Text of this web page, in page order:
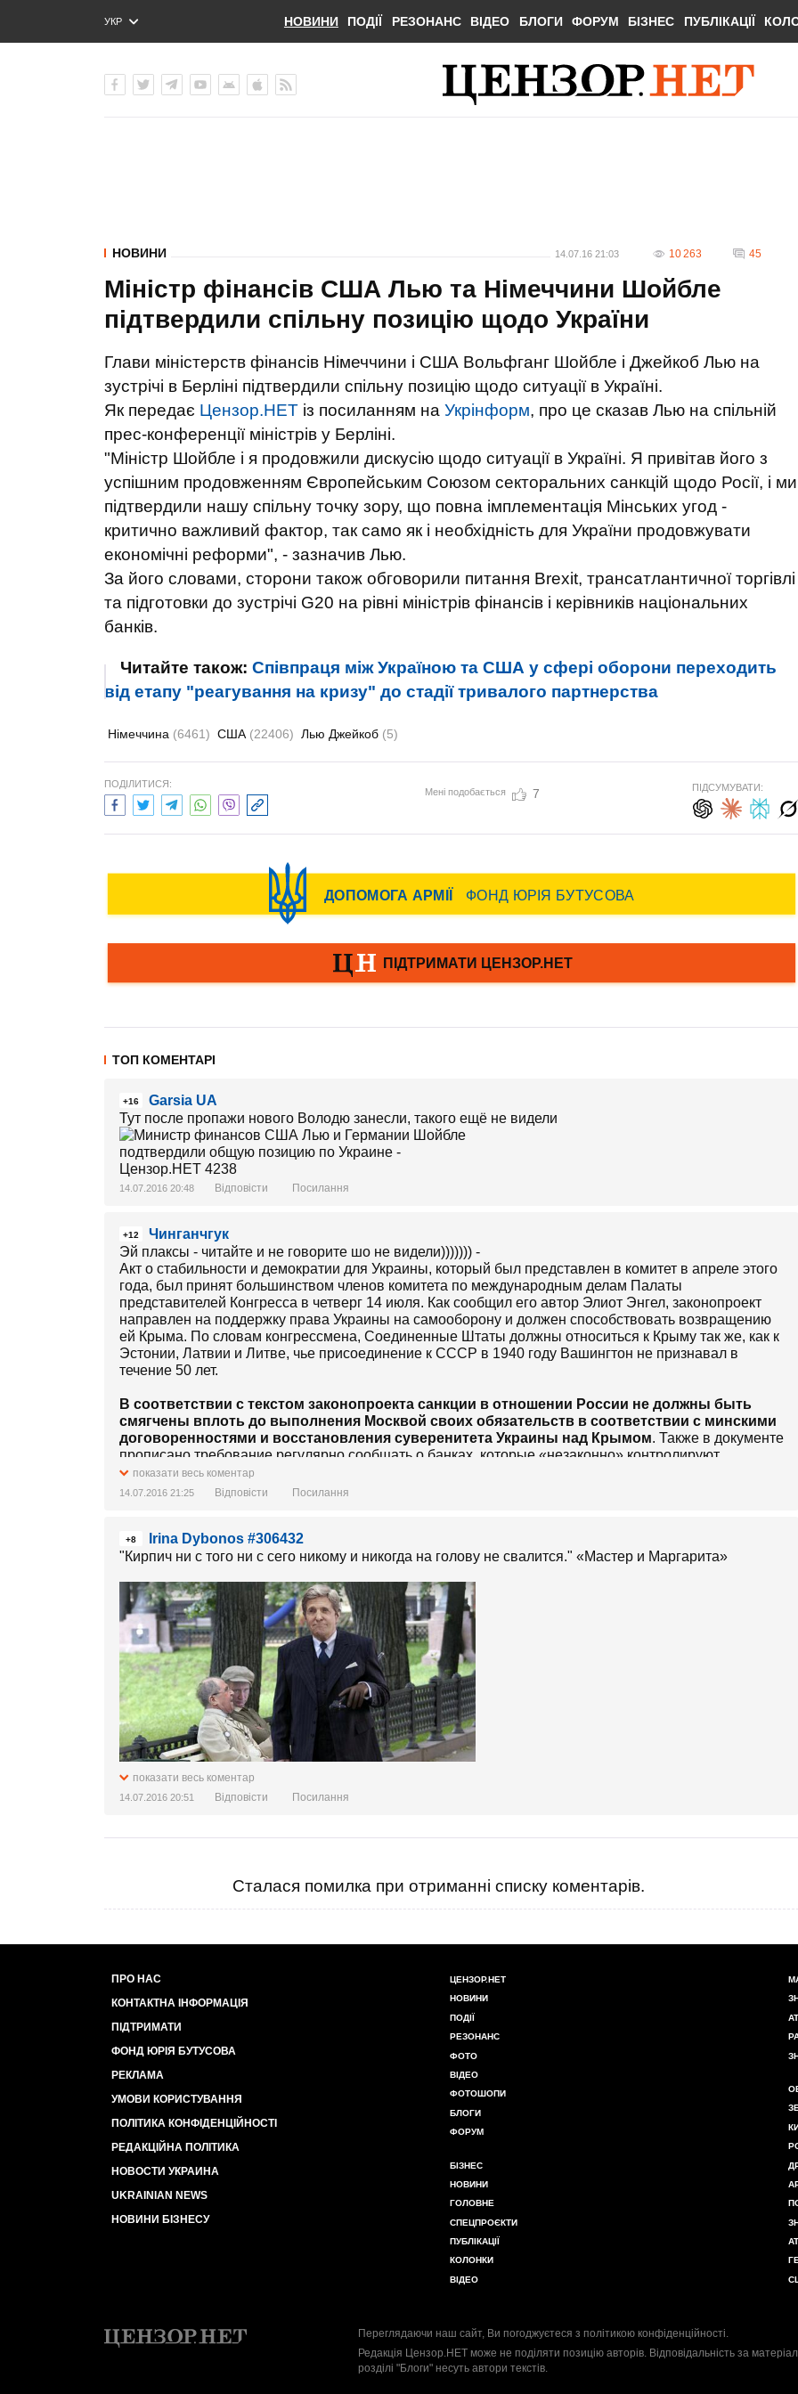
УКР
ENG
НОВИНИ ПОДІЇ РЕЗОНАНС ВІДЕО БЛОГИ ФОРУМ БІЗНЕС ПУБЛІКАЦІЇ
НОВИНИ 14.07.16 21:03 10 263 45
Міністр фінансів США Лью та Німеччини Шойбле
підтвердили спільну позицію щодо України
Глави міністерств фінансів Німеччини і США Вольфганг Шойбле і Джейкоб Лью на
зустрічі в Берліні підтвердили спільну позицію щодо ситуації в Україні.
Як передає Цензор.НЕТ із посиланням на Укрінформ, про це сказав Лью на спільній
прес-конференції міністрів у Берліні.
"Міністр Шойбле і я продовжили дискусію щодо ситуації в Україні. Я привітав його з
успішним продовженням Європейським Союзом секторальних санкцій щодо Росії, і ми
підтвердили нашу спільну точку зору, що повна імплементація Мінських угод -
критично важливий фактор, так само як і необхідність для України продовжувати
економічні реформи", - зазначив Лью.
За його словами, сторони також обговорили питання Brexit, трансатлантичної торгівлі
та підготовки до зустрічі G20 на рівні міністрів фінансів і керівників національних
банків.
Читайте також: Співпраця між Україною та США у сфері оборони переходить
від етапу "реагування на кризу" до стадії тривалого партнерства
Німеччина (6461) США (22406) Лью Джейкоб (5)
ПОДІЛИТИСЯ:
Мені подобається 7 ПІДСУМУВАТИ:
ТОП КОМЕНТАРІ
+16
Garsia UA
Тут после пропажи нового Володю занесли, такого ещё не видели
14.07.2016 20:48 Відповісти Посилання
+12
Чинганчгук
Эй плаксы - читайте и не говорите шо не видели))))))) -
Акт о стабильности и демократии для Украины, который был представлен в комитет в апреле этого
года, был принят большинством членов комитета по международным делам Палаты
представителей Конгресса в четверг 14 июля. Как сообщил его автор Элиот Энгел, законопроект
направлен на поддержку права Украины на самооборону и должен способствовать возвращению
ей Крыма. По словам конгрессмена, Соединенные Штаты должны относиться к Крыму так же, как к
Эстонии, Латвии и Литве, чье присоединение к СССР в 1940 году Вашингтон не признавал в
течение 50 лет.
В соответствии с текстом законопроекта санкции в отношении России не должны быть
смягчены вплоть до выполнения Москвой своих обязательств в соответствии с минскими
договоренностями и восстановления суверенитета Украины над Крымом. Также в документе
прописано требование регулярно сообщать о банках, которые «незаконно» контролируют
украинские активы. Речь, в частности, идет о российских банках на территории Крыма.
частных инвестиций в страну.
технологий у союзников по НАТО и направлен на предотвращение нарушения прав человека на
территориях, которые перешли под контроль России. Также законопроект призывает разработать
стратегию, которая позволит ответить на «российскую пропаганду» в русскоговорящих регионах в
странах, которые граничат с Россией.
Подробнее на РБК:
http://www.rbc.ru/politics/14/07/2016/5787c3b49a794798f95079f3?from=main
показати весь коментар
14.07.2016 21:25 Відповісти Посилання
+8
Irina Dybonos #306432
"Кирпич ни с того ни с сего никому и никогда на голову не свалится." «Мастер и Маргаритa»
показати весь коментар
14.07.2016 20:51 Відповісти Посилання
Сталася помилка при отриманні списку коментарів.
ПРО НАС
КОНТАКТНА ІНФОРМАЦІЯ
ПІДТРИМАТИ
ФОНД ЮРІЯ БУТУСОВА
РЕКЛАМА
УМОВИ КОРИСТУВАННЯ
ПОЛІТИКА КОНФІДЕНЦІЙНОСТІ
РЕДАКЦІЙНА ПОЛІТИКА
НОВОСТИ УКРАИНА
UKRAINIAN NEWS
НОВИНИ БІЗНЕСУ
ЦЕНЗОР.НЕТ
НОВИНИ
ПОДІЇ
РЕЗОНАНС
ФОТО
ВІДЕО
ФОТОШОПИ
БЛОГИ
ФОРУМ
БІЗНЕС
НОВИНИ
ГОЛОВНЕ
СПЕЦПРОЄКТИ
ПУБЛІКАЦІЇ
КОЛОНКИ
ВІДЕО
Переглядаючи наш сайт, Ви погоджуєтеся з політикою конфіденційності.
Редакція Цензор.НЕТ може не поділяти позицію авторів. Відповідальність за
розділі "Блоги" несуть автори текстів.